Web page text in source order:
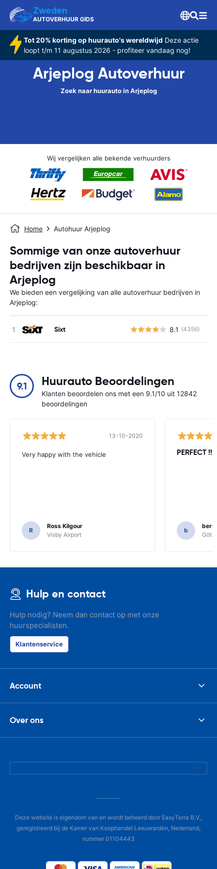
Zweden
AUTOVERHUUR GIDS
Tot 20% korting op huurauto's wereldwijd Deze actie
loopt t/m 11 augustus 2026 - profiteer vandaag nog!
Arjeplog Autoverhuur
Zoek naar huurauto in Arjeplog
Wij vergelijken alle bekende verhuurders
Home Autohuur Arjeplog
Sommige van onze autoverhuur
bedrijven zijn beschikbaar in
Arjeplog
We bieden een vergelijking van alle autoverhuur bedrijven in
Arjeplog:
Sixt 8.1 (4356)
9.1 Huurauto Beoordelingen
Klanten beoordelen ons met een 9.1/10 uit 12842
beoordelingen
13-10-2020
Very happy with the vehicle
R
Ross Kilgour
Visby Airport
PERFECT
b
Hulp en contact
Hulp nodig? Neem dan contact op met onze
huurspecialisten.
Klantenservice
Account
Over ons
Deze website is eigendom van en wordt beheerd door EasyTerra B.V.,
geregistreerd bij de Kamer van Koophandel Leeuwarden, Nederland,
nummer 01104443